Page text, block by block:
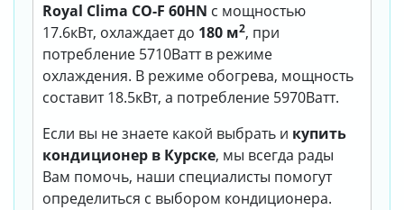
Royal Clima CO-F 60HN с мощностью
17.6кВт, охлаждает до 180 м2, при
потребление 5710Ватт в режиме
охлаждения. В режиме обогрева, мощность
составит 18.5кВт, а потребление 5970Ватт.
Если вы не знаете какой выбрать и купить
кондиционер в Курске, мы всегда рады
Вам помочь, наши специалисты помогут
определиться с выбором кондиционера.